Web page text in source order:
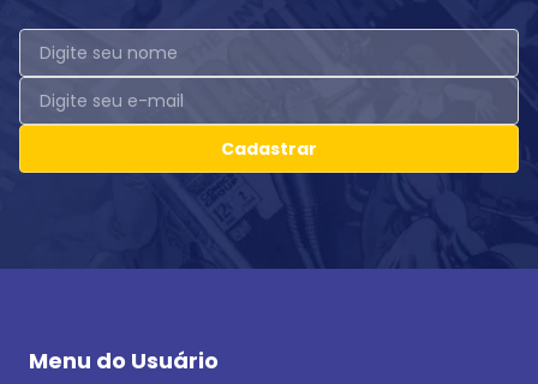
Cadastrar
Menu do Usuário